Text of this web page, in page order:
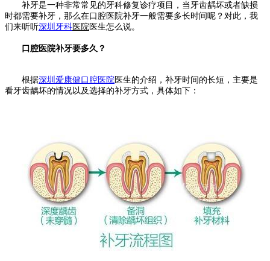
补牙是一种非常常见的牙科修复诊疗项目，当牙齿龋坏或者缺损
时都需要补牙，那么在口腔医院补牙一般需要多长时间呢？对此，我
们来听听深圳牙科 医院 医生怎么说。
口腔医院补牙要多久？
根据深圳爱康健口腔医院 医生的介绍，补牙时间的长短，主要是
看牙齿龋坏的情况以及选择的补牙方式，具体如下：